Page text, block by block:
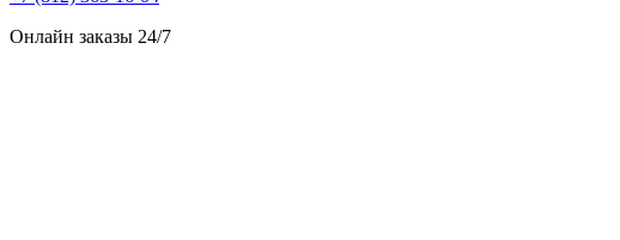
Онлайн заказы 24/7